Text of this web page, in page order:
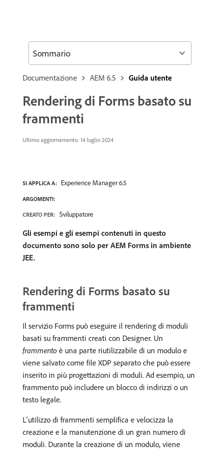
Documentazione AEM 6.5 Guida utente
Rendering di Forms basato su
frammenti
Ultimo aggiornamento: 14 luglio 2024
SI APPLICA A: Experience Manager 6.5
ARGOMENTI:
CREATO PER: Sviluppatore
Gli esempi e gli esempi contenuti in questo
documento sono solo per AEM Forms in ambiente
JEE.
Rendering di Forms basato su
frammenti
Il servizio Forms può eseguire il rendering di moduli
basati su frammenti creati con Designer. Un
frammento è una parte riutilizzabile di un modulo e
viene salvato come file XDP separato che può essere
inserito in più progettazioni di moduli. Ad esempio, un
frammento può includere un blocco di indirizzi o un
testo legale.
L’utilizzo di frammenti semplifica e velocizza la
creazione e la manutenzione di un gran numero di
moduli. Durante la creazione di un modulo, viene
Sommario